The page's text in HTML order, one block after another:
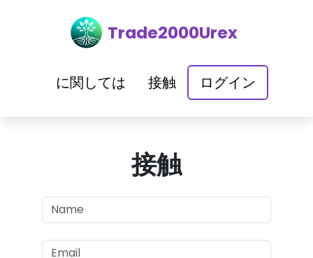
Trade2000Urex
に関しては 接触 ログイン
接触